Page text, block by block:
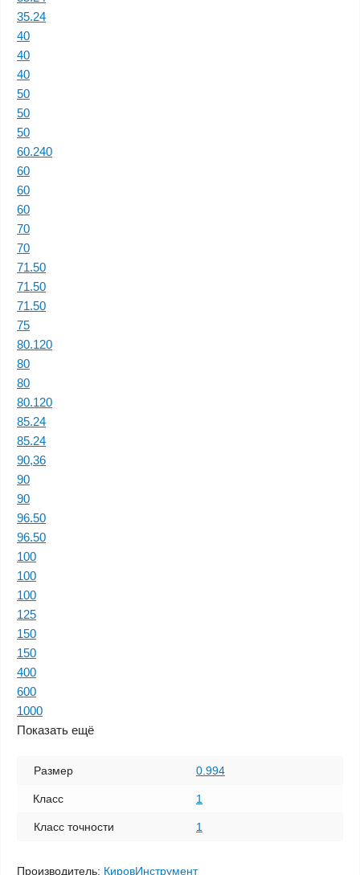
35.24
40
40
40
50
50
50
60.240
60
60
60
70
70
71.50
71.50
71.50
75
80.120
80
80
80.120
85.24
85.24
90,36
90
90
96.50
96.50
100
100
100
125
150
150
400
600
1000
Показать ещё
Размер 0.994
Класс 1
Класс точности 1
Производитель: КировИнструмент